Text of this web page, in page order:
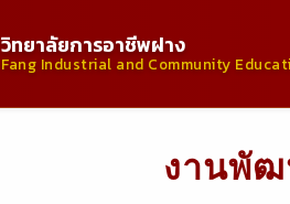
วิทยาลัยการอาชีพฝาง
Fang Industrial and Community
งานพัฒ